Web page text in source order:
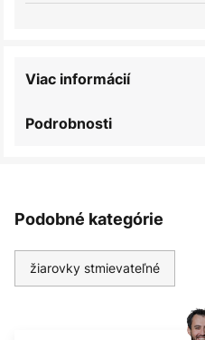
Podrobnosti
Viac informácií
Podobné kategórie
žiarovky stmievateľné